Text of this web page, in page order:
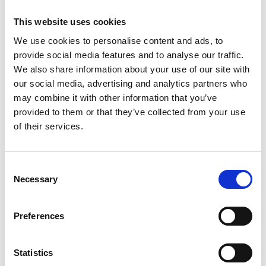
This website uses cookies
We use cookies to personalise content and ads, to
provide social media features and to analyse our traffic.
We also share information about your use of our site with
our social media, advertising and analytics partners who
may combine it with other information that you’ve
provided to them or that they’ve collected from your use
of their services.
Selection
Necessary
Preferences
Statistics
virksomheder, der fremstiller eller distribuerer medicinsk
udstyr eller er involveret i fremstillingen som en del af
forsyningskæden. Et kvalitetsstyringssystem udgør
rygraden i driften og opgaverne for producenter af
medicinsk udstyr. Det sikrer, at både interne… ...Læs
mere
2024-08-22 AfCertifiqat Desk ARTIKLER STANDARD